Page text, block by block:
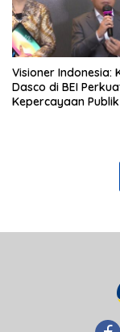
Visioner Indonesia:
Dasco di BEI
Kepercayaan